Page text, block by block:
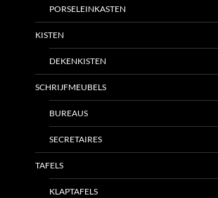
PORSELEINKASTEN
KISTEN
DEKENKISTEN
SCHRIJFMEUBELS
BUREAUS
SECRETAIRES
TAFELS
KLAPTAFELS